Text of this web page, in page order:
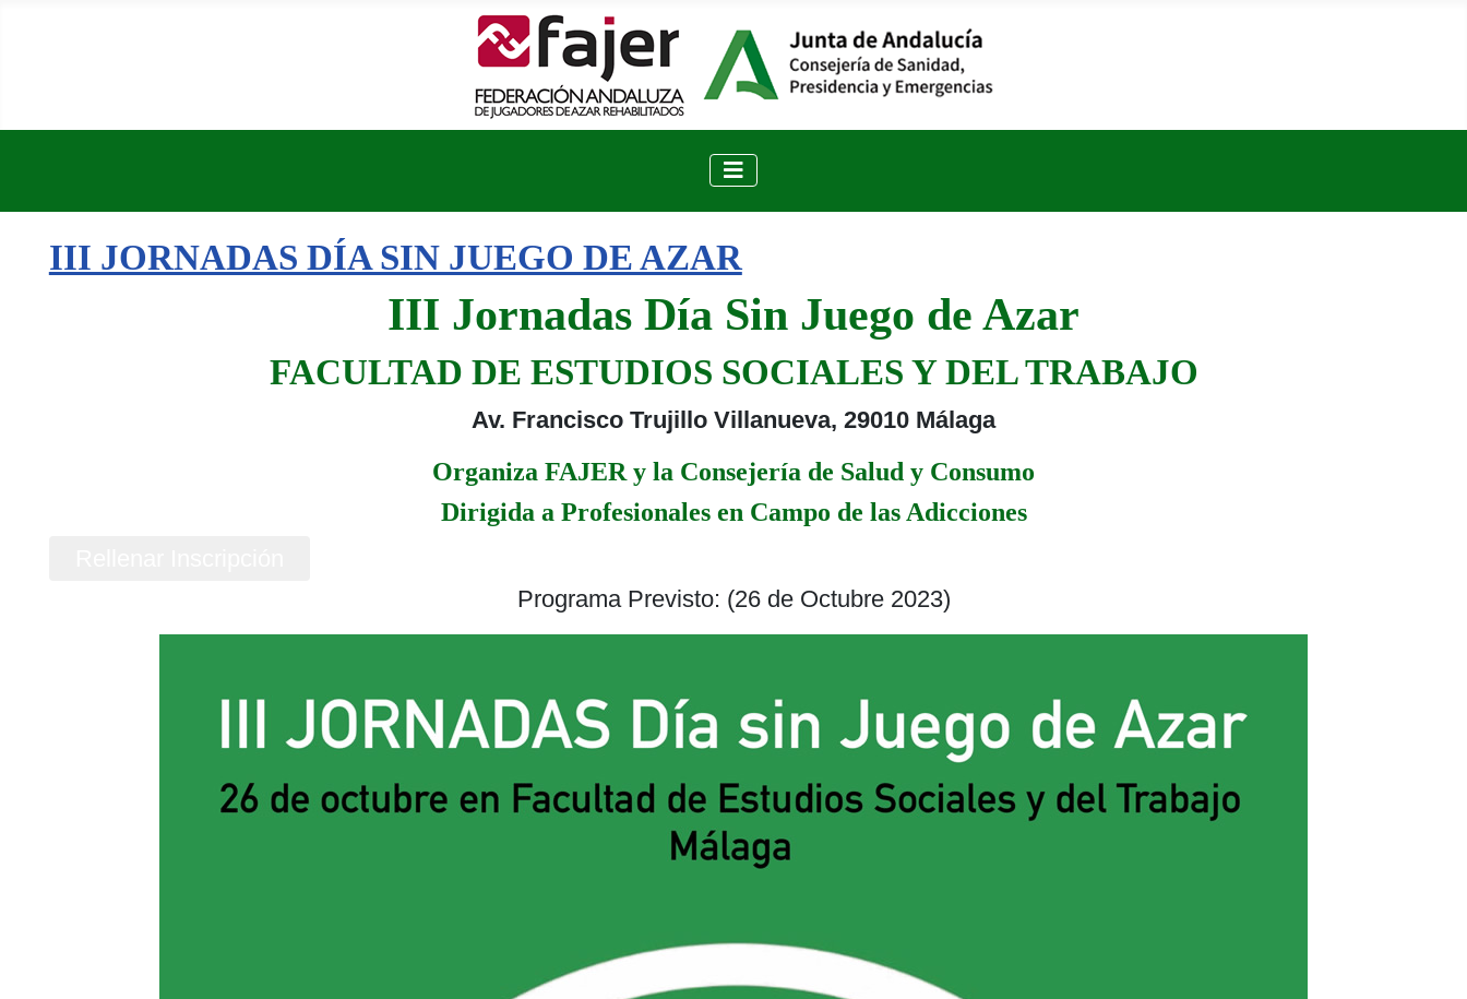
III JORNADAS DÍA SIN JUEGO DE AZAR
III Jornadas Día Sin Juego de Azar
FACULTAD DE ESTUDIOS SOCIALES Y DEL TRABAJO
Av. Francisco Trujillo Villanueva, 29010 Málaga
Organiza FAJER y la Consejería de Salud y Consumo
Dirigida a Profesionales en Campo de las Adicciones
Programa Previsto: (26 de Octubre 2023)